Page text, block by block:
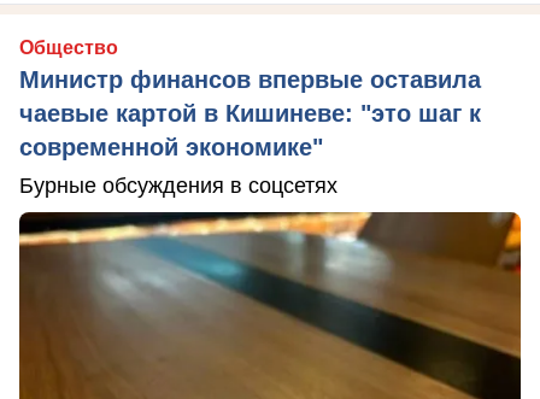
Общество
Министр финансов впервые оставила
чаевые картой в Кишиневе: "это шаг к
современной экономике"
Бурные обсуждения в соцсетях